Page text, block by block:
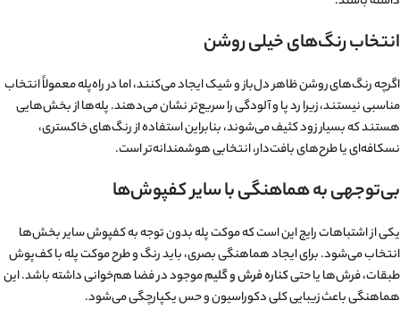
انتخاب رنگ‌های خیلی روشن
اگرچه رنگ‌های روشن ظاهر دل‌باز و شیک ایجاد می‌کنند، اما در راه‌پله معمولاً انتخاب
مناسبی نیستند، زیرا رد پا و آلودگی را سریع‌تر نشان می‌دهند. پله‌ها از بخش‌هایی
هستند که بسیار زود کثیف می‌شوند، بنابراین استفاده از رنگ‌های خاکستری،
نسکافه‌ای یا طرح‌های بافت‌دار، انتخابی هوشمندانه‌تر است.
بی‌توجهی به هماهنگی با سایر کفپوش‌ها
یکی از اشتباهات رایج این است که موکت پله بدون توجه به کفپوش سایر بخش‌ها
انتخاب می‌شود. برای ایجاد هماهنگی بصری، باید رنگ و طرح موکت پله با کف‌پوش
طبقات، فرش‌ها یا حتیکناره فرش و گلیمموجود در فضا هم‌خوانی داشته باشد. این
هماهنگی باعث زیبایی کلی دکوراسیون و حس یکپارچگی می‌شود.